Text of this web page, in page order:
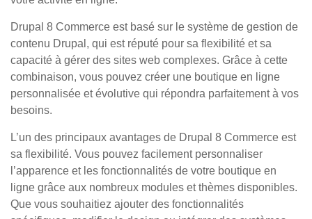
Drupal 8 Commerce est basé sur le système de gestion de
contenu Drupal, qui est réputé pour sa flexibilité et sa
capacité à gérer des sites web complexes. Grâce à cette
combinaison, vous pouvez créer une boutique en ligne
personnalisée et évolutive qui répondra parfaitement à vos
besoins.
L’un des principaux avantages de Drupal 8 Commerce est
sa flexibilité. Vous pouvez facilement personnaliser
l’apparence et les fonctionnalités de votre boutique en
ligne grâce aux nombreux modules et thèmes disponibles.
Que vous souhaitiez ajouter des fonctionnalités